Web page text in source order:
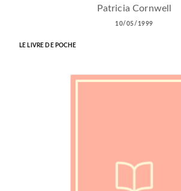
Patricia Cornwell
10/05/1999
LE LIVRE DE POCHE